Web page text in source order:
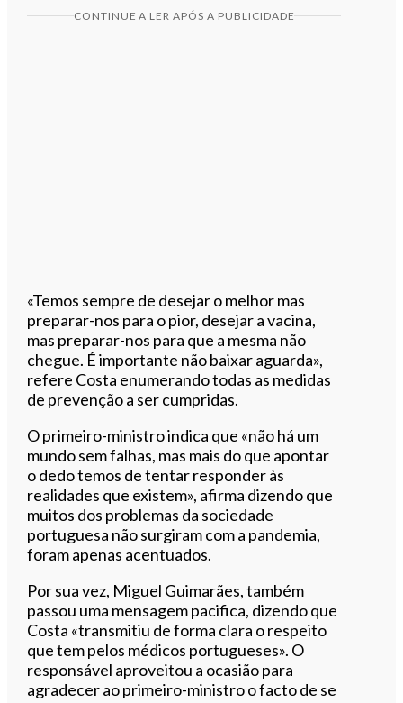
CONTINUE A LER APÓS A PUBLICIDADE
«Temos sempre de desejar o melhor mas
preparar-nos para o pior, desejar a vacina,
mas preparar-nos para que a mesma não
chegue. É importante não baixar aguarda»,
refere Costa enumerando todas as medidas
de prevenção a ser cumpridas.
O primeiro-ministro indica que «não há um
mundo sem falhas, mas mais do que apontar
o dedo temos de tentar responder às
realidades que existem», afirma dizendo que
muitos dos problemas da sociedade
portuguesa não surgiram com a pandemia,
foram apenas acentuados.
Por sua vez, Miguel Guimarães, também
passou uma mensagem pacifica, dizendo que
Costa «transmitiu de forma clara o respeito
que tem pelos médicos portugueses». O
responsável aproveitou a ocasião para
agradecer ao primeiro-ministro o facto de se